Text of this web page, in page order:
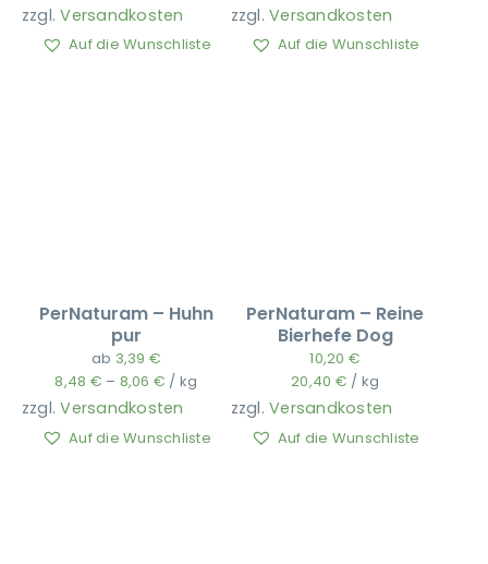
zzgl.Versandkosten
Auf die Wunschliste
zzgl.Versandkosten
Auf die Wunschliste
PerNaturam – Huhn
pur
ab 3,39 €
8,48 € – 8,06 € / kg
zzgl.Versandkosten
Auf die Wunschliste
PerNaturam – Reine
Bierhefe Dog
10,20 €
20,40 € / kg
zzgl.Versandkosten
Auf die Wunschliste